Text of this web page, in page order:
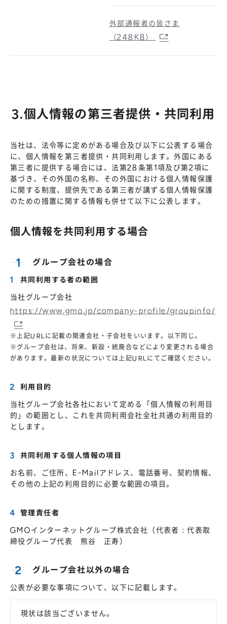
外部通報者の皆さま
（248KB）
3.個人情報の第三者提供・共同利用
当社は、法令等に定めがある場合及び以下に公表する場合
に、個人情報を第三者提供・共同利用します。外国にある
第三者に提供する場合には、法第28条第1項及び第2項に
基づき、その外国の名称、その外国における個人情報保護
に関する制度、提供先である第三者が講ずる個人情報保護
のための措置に関する情報も併せて以下に公表します。
個人情報を共同利用する場合
グループ会社の場合
共同利用する者の範囲
当社グループ会社
https://www.gmo.jp/company-profile/groupinfo/
※上記URLに記載の関連会社・子会社をいいます。以下同じ。
※グループ会社は、将来、新設・統廃合などにより変更される場合
があります。最新の状況については上記URLにてご確認ください。
利用目的
当社グループ会社各社において定める「個人情報の利用目
的」の範囲とし、これを共同利用会社全社共通の利用目的
とします。
共同利用する個人情報の項目
お名前、ご住所、E-Mailアドレス、電話番号、契約情報、
その他の上記の利用目的に必要な範囲の項目。
管理責任者
GMOインターネットグループ株式会社（代表者：代表取
締役グループ代表 熊谷 正寿）
グループ会社以外の場合
公表が必要な事項について、以下に記載します。
現状は該当ございません。